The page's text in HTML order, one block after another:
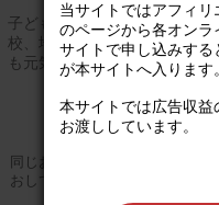
子どもも大人も、夢！自分！
校、地域、企業の“おせっか
も元気になる社会を目指すキ
同じお買い物やお申し込みを複
おしてください
当サイトではアフィリ
のページから各オン
サイトで申し込みす
が本サイトへ入ります
本サイトでは広告収
お渡ししています。